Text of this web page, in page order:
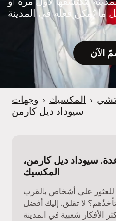
e
r
لِتكتشفها لأول مرة أو
الآن
وجهات › المكسيك ›
سيوداد ديل كارمن
سيوداد ديل كارمن،
المكسيك
على أشخاص بالقرب
لا تقلق. إليك أفضل